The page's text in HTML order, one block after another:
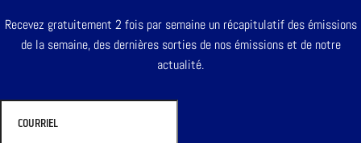
Recevez gratuitement 2 fois par semaine un récapitulatif des émissions
de la semaine, des dernières sorties de nos émissions et de notre
actualité.